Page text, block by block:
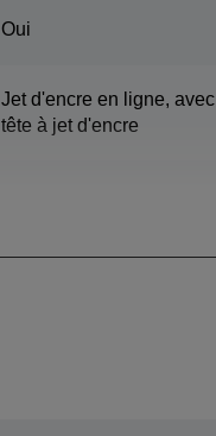
Oui
Jet d'encre en ligne, avec
tête à jet d'encre